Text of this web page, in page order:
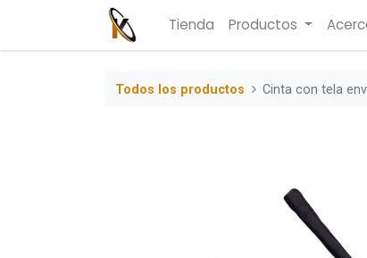
Tienda Productos
Todos los productos Cinta con tela